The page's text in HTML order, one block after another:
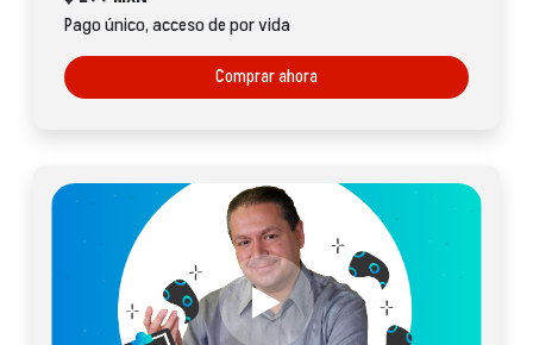
Pago único, acceso de por vida
Comprar ahora